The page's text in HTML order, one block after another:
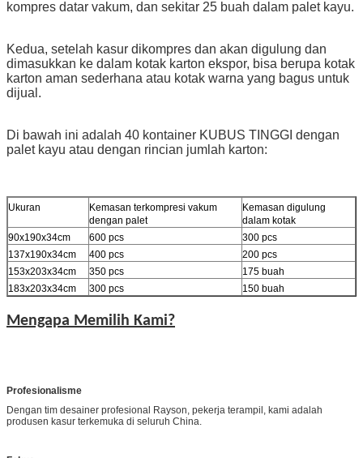
kompres datar vakum, dan sekitar 25 buah dalam palet kayu.
Kedua, setelah kasur dikompres dan akan digulung dan
dimasukkan ke dalam kotak karton ekspor, bisa berupa kotak
karton aman sederhana atau kotak warna yang bagus untuk
dijual.
Di bawah ini adalah 40 kontainer KUBUS TINGGI dengan
palet kayu atau dengan rincian jumlah karton:
Ukuran
Kemasan terkompresi vakum
dengan palet
Kemasan digulung
dalam kotak
90x190x34cm
600 pcs
300 pcs
137x190x34cm
400 pcs
200 pcs
153x203x34cm
350 pcs
175 buah
183x203x34cm
300 pcs 150 buah
Mengapa Memilih Kami?
Dengan tim desainer profesional Rayson, pekerja terampil, kami adalah